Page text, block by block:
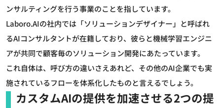
ンサルティングを行う事業のことを指しています。
Laboro.AIの社内では「ソリューションデザイナー」と呼ばれ
るAIコンサルタントが在籍しており、彼らと機械学習エンジニ
アが共同で顧客毎のソリューション開発にあたっています。
これ自体は、呼び方の違いさえあれど、その他のAI企業でも実
施されているフローを体系化したものと言えるでしょう。
カスタムAIの提供を加速させる2つの提